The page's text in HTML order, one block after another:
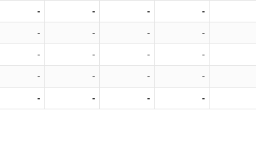
- - - -
- - - -
- - - -
- - - -
- - - -